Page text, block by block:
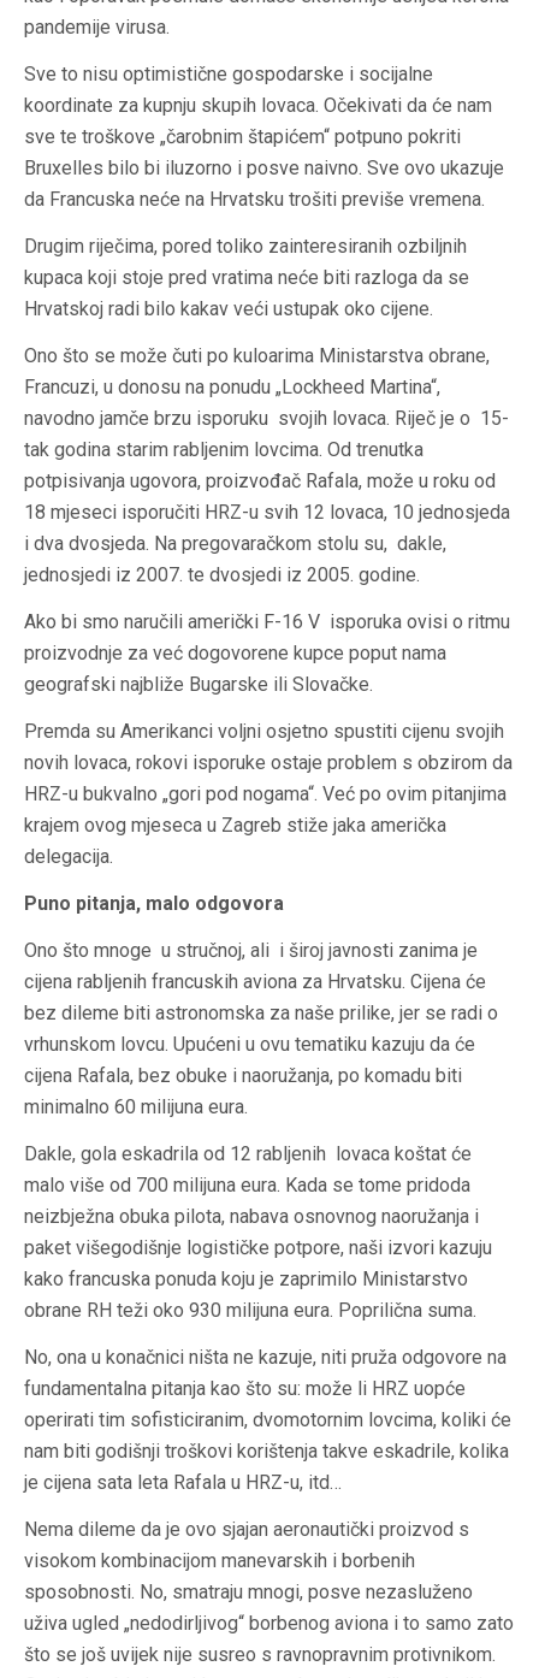
pandemije virusa.
Sve to nisu optimistične gospodarske i socijalne
koordinate za kupnju skupih lovaca. Očekivati da će nam
sve te troškove „čarobnim štapićem“ potpuno pokriti
Bruxelles bilo bi iluzorno i posve naivno. Sve ovo ukazuje
da Francuska neće na Hrvatsku trošiti previše vremena.
Drugim riječima, pored toliko zainteresiranih ozbiljnih
kupaca koji stoje pred vratima neće biti razloga da se
Hrvatskoj radi bilo kakav veći ustupak oko cijene.
Ono što se može čuti po kuloarima Ministarstva obrane,
Francuzi, u donosu na ponudu „Lockheed Martina“,
navodno jamče brzu isporuku svojih lovaca. Riječ je o 15-
tak godina starim rabljenim lovcima. Od trenutka
potpisivanja ugovora, proizvođač Rafala, može u roku od
18 mjeseci isporučiti HRZ-u svih 12 lovaca, 10 jednosjeda
i dva dvosjeda. Na pregovaračkom stolu su, dakle,
jednosjedi iz 2007. te dvosjedi iz 2005. godine.
Ako bi smo naručili američki F-16 V isporuka ovisi o ritmu
proizvodnje za već dogovorene kupce poput nama
geografski najbliže Bugarske ili Slovačke.
Premda su Amerikanci voljni osjetno spustiti cijenu svojih
novih lovaca, rokovi isporuke ostaje problem s obzirom da
HRZ-u bukvalno „gori pod nogama“. Već po ovim pitanjima
krajem ovog mjeseca u Zagreb stiže jaka američka
delegacija.
Puno pitanja, malo odgovora
Ono što mnoge u stručnoj, ali i široj javnosti zanima je
cijena rabljenih francuskih aviona za Hrvatsku. Cijena će
bez dileme biti astronomska za naše prilike, jer se radi o
vrhunskom lovcu. Upućeni u ovu tematiku kazuju da će
cijena Rafala, bez obuke i naoružanja, po komadu biti
minimalno 60 milijuna eura.
Dakle, gola eskadrila od 12 rabljenih lovaca koštat će
malo više od 700 milijuna eura. Kada se tome pridoda
neizbježna obuka pilota, nabava osnovnog naoružanja i
paket višegodišnje logističke potpore, naši izvori kazuju
kako francuska ponuda koju je zaprimilo Ministarstvo
obrane RH teži oko 930 milijuna eura. Poprilična suma.
No, ona u konačnici ništa ne kazuje, niti pruža odgovore na
fundamentalna pitanja kao što su: može li HRZ uopće
operirati tim sofisticiranim, dvomotornim lovcima, koliki će
nam biti godišnji troškovi korištenja takve eskadrile, kolika
je cijena sata leta Rafala u HRZ-u, itd…
Nema dileme da je ovo sjajan aeronautički proizvod s
visokom kombinacijom manevarskih i borbenih
sposobnosti. No, smatraju mnogi, posve nezasluženo
uživa ugled „nedodirljivog“ borbenog aviona i to samo zato
što se još uvijek nije susreo s ravnopravnim protivnikom.